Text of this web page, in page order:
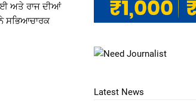
ਅਤੇ ਰਾਜ ਦੀਆਂ
ਸਭਿਆਚਾਰਕ
Latest News